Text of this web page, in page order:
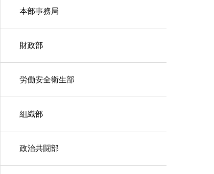
本部事務局
財政部
労働安全衛生部
組織部
政治共闘部